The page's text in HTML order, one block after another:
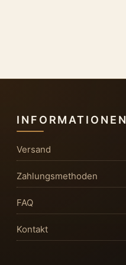
INFORMATIONEN
Versand
Zahlungsmethoden
FAQ
Kontakt